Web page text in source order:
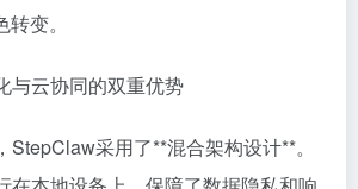
变。
与云协同的双重优势
StepClaw采用了**混合架构设计**。